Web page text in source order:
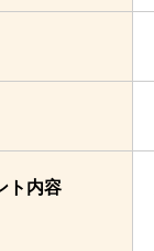
ト内容